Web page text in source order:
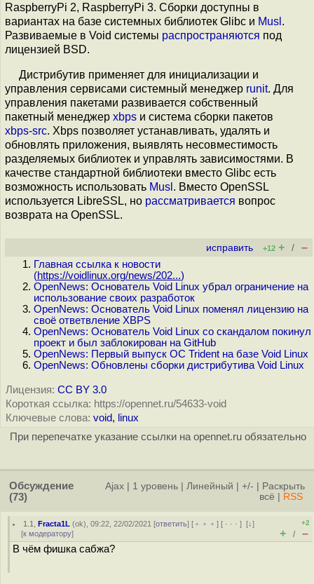
RaspberryPi 2, RaspberryPi 3. Сборки доступны в
вариантах на базе системных библиотек Glibc и Musl .
Развиваемые в Void системы распространяются под
лицензией BSD.
Дистрибутив применяет для инициализации и
управления сервисами системный менеджер runit. Для
управления пакетами развивается собственный
пакетный менеджер xbps и система сборки пакетов
xbps-src. Xbps позволяет устанавливать, удалять и
обновлять приложения, выявлять несовместимость
разделяемых библиотек и управлять зависимостями. В
качестве стандартной библиотеки вместо Glibc есть
возможность использовать Musl . Вместо OpenSSL
используется LibreSSL, но рассматривается вопрос
возврата на OpenSSL.
исправить +12 + / –
Главная ссылка к новости
(https://voidlinux.org/news/202...)
OpenNews: Основатель Void Linux убрал ограничение на
использование своих разработок
OpenNews: Основатель Void Linux поменял лицензию на
своё ответвление XBPS
OpenNews: Основатель Void Linux со скандалом покинул
проект и был заблокирован на GitHub
OpenNews: Первый выпуск ОС Trident на базе Void Linux
OpenNews: Обновлены сборки дистрибутива Void Linux
Лицензия: CC BY 3.0
Короткая ссылка: https://opennet.ru/54633-void
Ключевые слова: void, linux
При перепечатке указание ссылки на opennet.ru обязательно
Обсуждение
(73)
Ajax 1 уровень Линейный +/-
Раскрыть
всё
RSS
1.1 ,Fracta1L (ok), 09:22, 22/02/2021 [ответить] [ ﹢﹢﹢] [ · · ·][↓]
[к модератору]
+2
+ / –
В чём фишка сабжа?